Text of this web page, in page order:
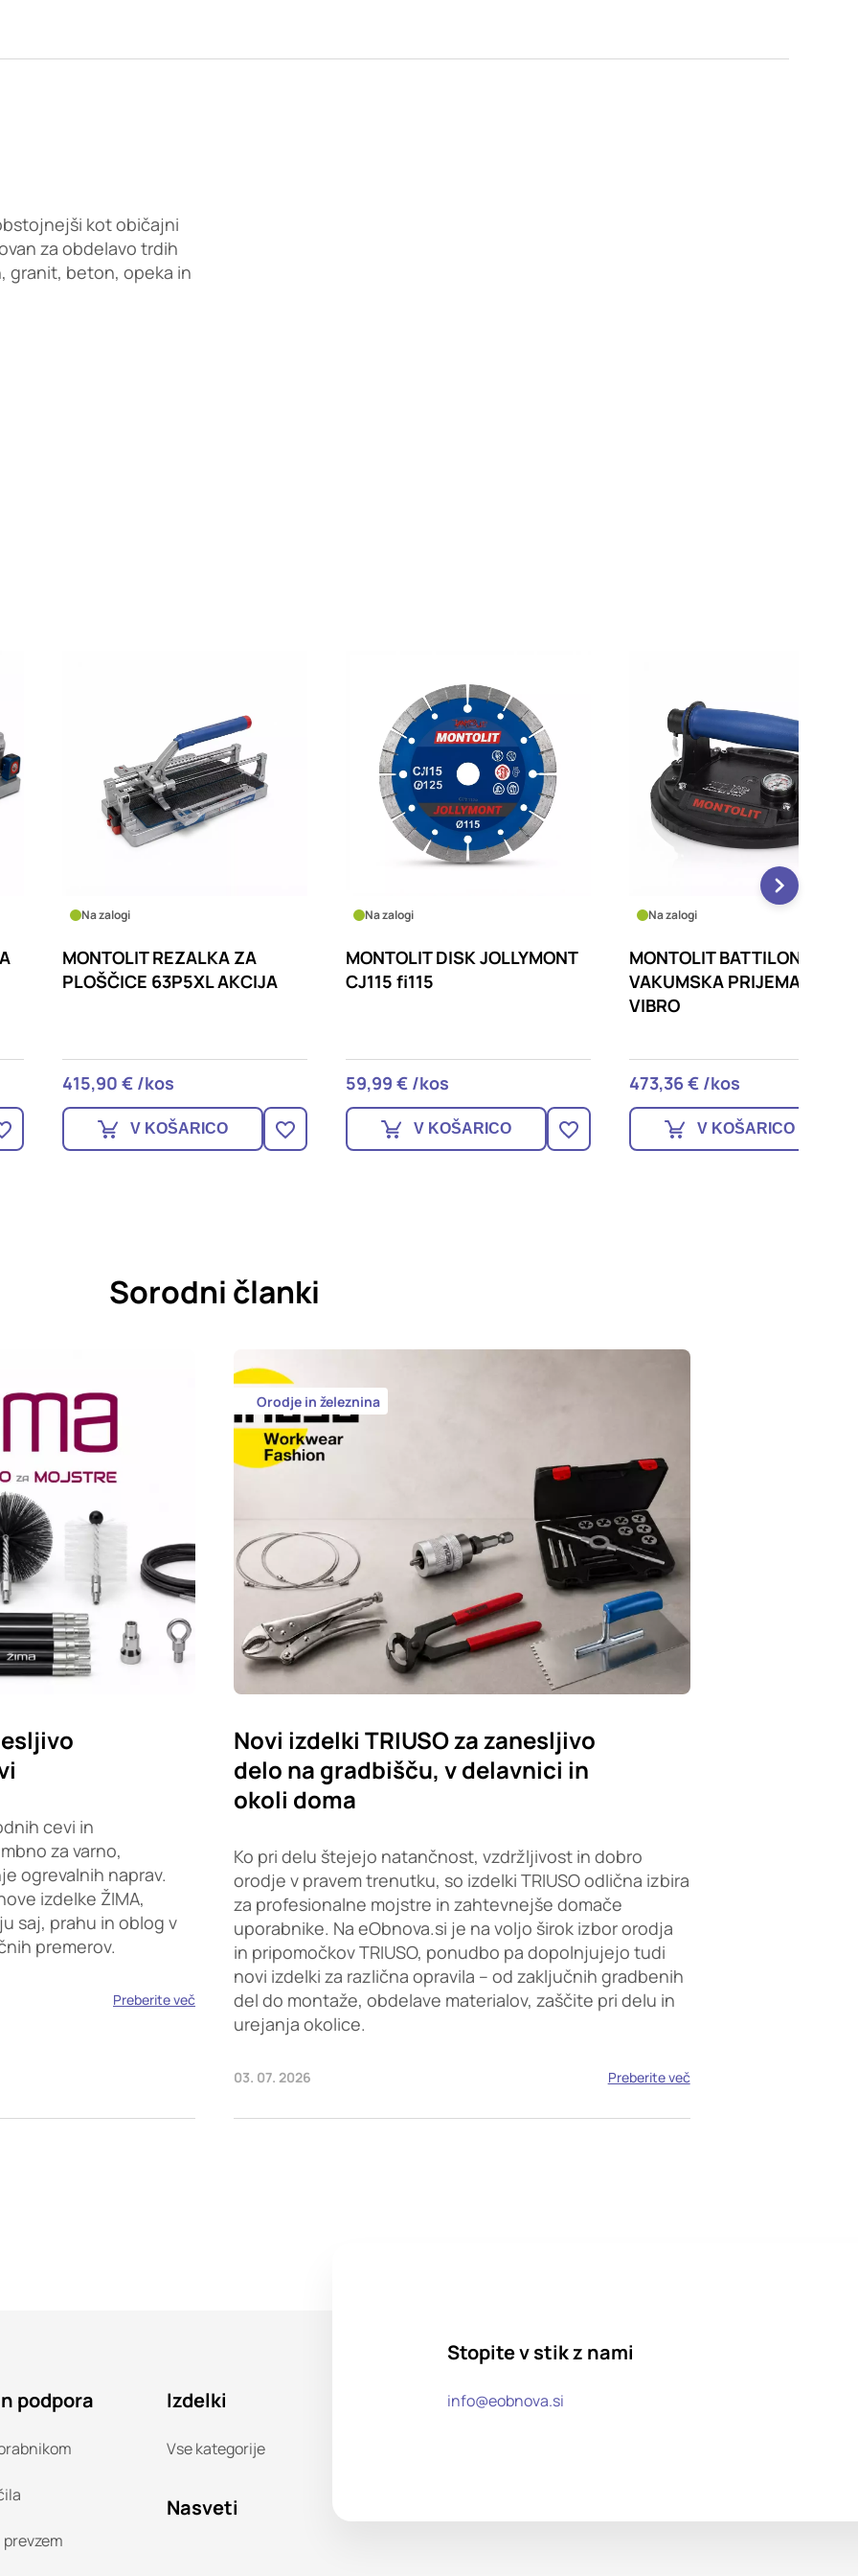
kot običajni
za obdelavo trdih
granit, beton, opeka in
REZALKA ZA
63P5XL AKCIJA
V KOŠARICO
MONTOLIT DISK JOLLYMONT
CJ115 fi115
V KOŠARICO
MONTOLIT BATTILONE
VAKUMSKA PRIJEMALKA
V KOŠARICO
Sorodni članki
cevi in
za varno,
ogrevalnih naprav.
izdelke ŽIMA,
saj, prahu in oblog v
premerov.
Preberite več
Orodje in železnina
Novi izdelki TRIUSO za zanesljivo
delo na gradbišču, v delavnici in
okoli doma
Ko pri delu štejejo natančnost, vzdržljivost in dobro
orodje v pravem trenutku, so izdelki TRIUSO odlična izbira
za profesionalne mojstre in zahtevnejše domače
uporabnike. Na eObnova.si je na voljo širok izbor orodja
in pripomočkov TRIUSO, ponudbo pa dopolnjujejo tudi
novi izdelki za različna opravila – od zaključnih gradbenih
del do montaže, obdelave materialov, zaščite pri delu in
urejanja okolice.
03. 07. 2026 Preberite več
podpora Izdelki
Vse kategorije
Nasveti
Stopite v stik z nami
info@eobnova.si